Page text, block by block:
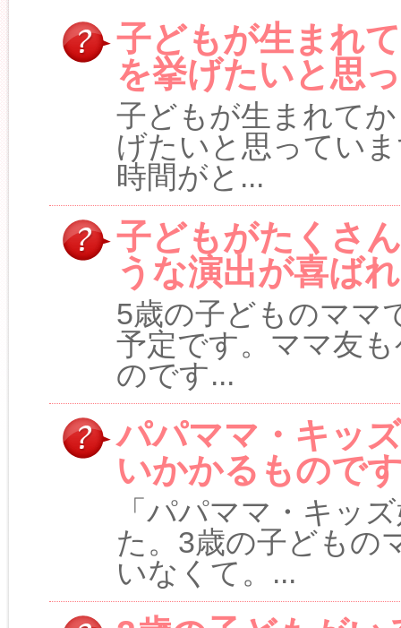
子どもが生まれ
を挙げたいと思
子どもが生まれて
げたいと思ってい
時間がと...
子どもがたくさ
うな演出が喜ば
5歳の子どものママ
予定です。ママ友
のです...
パパママ・キッ
いかかるもので
「パパママ・キッ
た。3歳の子どもの
いなくて。...